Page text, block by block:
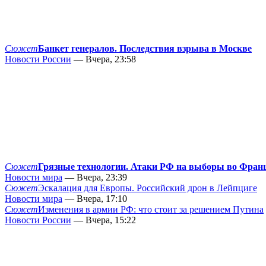
СюжетБанкет генералов. Последствия взрыва в Москве
Новости России — Вчера, 23:58
СюжетГрязные технологии. Атаки РФ на выборы во
Новости мира — Вчера, 23:39
СюжетЭскалация для Европы. Российский дрон в Лейпциге
Новости мира — Вчера, 17:10
СюжетИзменения в армии РФ: что стоит за решением Путина
Новости России — Вчера, 15:22